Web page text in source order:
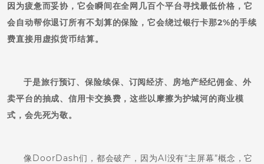
因为疲惫而妥协，它会瞬间在全网几百个平台寻找最低价格，它
会自动帮你退订所有不划算的保险，它会绕过银行卡那2%的手续
费直接用虚拟货币结算。
于是旅行预订、保险续保、订阅经济、房地产经纪佣金、外
卖平台的抽成、信用卡交换费，这些以摩擦为护城河的商业模
式，会先死为敬。
像DoorDash们，都会破产，因为AI没有“主屏幕”概念，它